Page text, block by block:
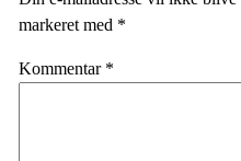
markeret med *
Kommentar *